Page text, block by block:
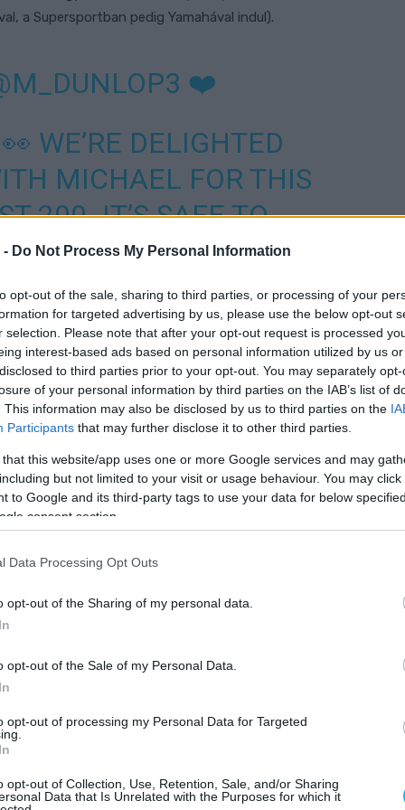
- Do Not Process My Personal Information
opt-out of the sale, sharing to third parties, or processing of your
for targeted advertising by us, please use the below opt-out
selection. Please note that after your opt-out request is processed
interest-based ads based on personal information utilized by us
to third parties prior to your opt-out. You may separately
of your personal information by third parties on the IAB’s list of
This information may also be disclosed by us to third parties on the
Participants that may further disclose it to other third parties.
that this website/app uses one or more Google services and may
but not limited to your visit or usage behaviour. You may
to Google and its third-party tags to use your data for below
consent section.
Data Processing Opt Outs
opt-out of the Sharing of my personal data.
opt-out of the Sale of my Personal Data.
opt-out of processing my Personal Data for Targeted
opt-out of Collection, Use, Retention, Sale, and/or Sharing
Data that Is Unrelated with the Purposes for which it
a Supersportban pedig Yamahával indul).
❤️
WE’RE DELIGHTED
MICHAEL FOR THIS
200. IT’S SAFE TO
GOES BACK A
TO SEE WHAT
WILL BRING- LET
(@_HAWKRACING)
megy a 40 év feletti versenyző, az utcai
is találunk a mezőnyben. Egyrészt a két
alább az eredménylistákat megtekintjük: nem is
Prix-győztes Jeremy McWilliamst, aki 58(!) évesen
ENJOYED A PRE-